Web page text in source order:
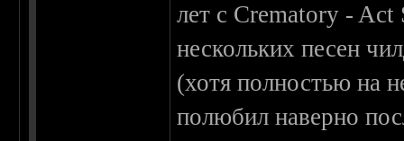
лет с Crematory - Act
нескольких песен
(хотя полностью на
полюбил наверно